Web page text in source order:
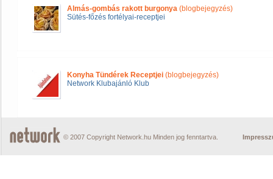
Almás-gombás rakott burgonya (blogbejegyzés)
Sütés-főzés fortélyai-receptjei
Konyha Tündérek Receptjei (blogbejegyzés)
Network Klubajánló Klub
© 2007 Copyright Network.hu Minden jog fenntartva.